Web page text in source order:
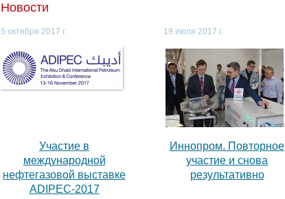
Новости
5 октября 2017 г.
Участие в
международной
нефтегазовой выставке
ADIPEC-2017
19 июля 2017 г.
Иннопром. Повторное
участие и снова
результативно